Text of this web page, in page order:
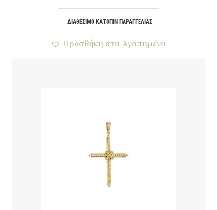
ΔΙΑΘΈΣΙΜΟ ΚΑΤΌΠΙΝ ΠΑΡΑΓΓΕΛΊΑΣ
Προσθήκη στα Αγαπημένα